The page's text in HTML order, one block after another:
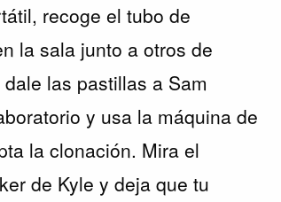
recoge el tubo de
la sala junto a otros de
las pastillas a Sam
y usa la máquina de
la clonación. Mira el
de Kyle y deja que tu